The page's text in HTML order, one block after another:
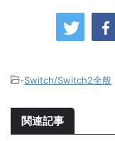
-Switch/Switch2全般
関連記事